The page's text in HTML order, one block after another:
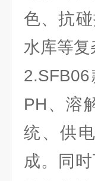
色、抗
水库等复
PH、溶
统、供
成。同